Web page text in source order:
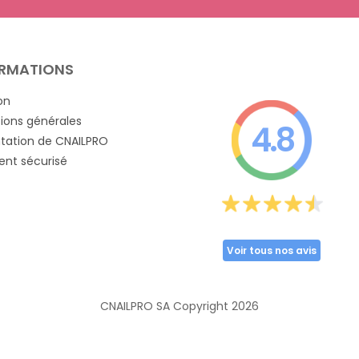
générales
de CNAILPRO
sécurisé
4.8
Voir tous nos avis
CNAILPRO SA Copyright 2026